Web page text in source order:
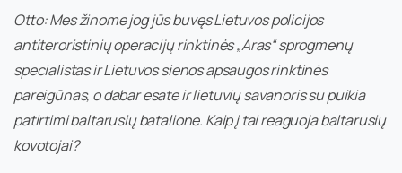
Otto: Mes žinome jog jūs buvęs Lietuvos policijos
antiteroristinių operacijų rinktinės „Aras“ sprogmenų
specialistas ir Lietuvos sienos apsaugos rinktinės
pareigūnas, o dabar esate ir lietuvių savanoris su puikia
patirtimi baltarusių batalione. Kaip į tai reaguoja baltarusių
kovotojai?